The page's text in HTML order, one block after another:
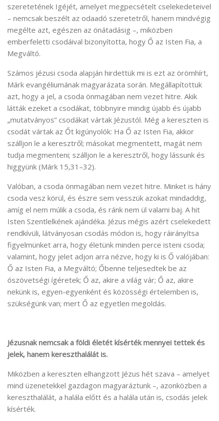
szeretetének Igéjét, amelyet megpecsételt cselekedeteivel
– nemcsak beszélt az odaadó szeretetről, hanem mindvégig
megélte azt, egészen az önátadásig –, miközben
emberfeletti csodáival bizonyította, hogy Ő az Isten Fia, a
Megváltó.
Számos jézusi csoda alapján hirdettük mi is ezt az örömhírt,
Márk evangéliumának magyarázata során. Megállapítottuk
azt, hogy a jel, a csoda önmagában nem vezet hitre. Akik
látták ezeket a csodákat, többnyire mindig újabb és újabb
„mutatványos” csodákat vártak Jézustól. Még a kereszten is
csodát vártak az Őt kigúnyolók: Ha Ő az Isten Fia, akkor
szálljon le a keresztről; másokat megmentett, magát nem
tudja megmenteni; szálljon le a keresztről, hogy lássunk és
higgyünk (Márk 15,31–32).
Valóban, a csoda önmagában nem vezet hitre. Minket is hány
csoda vesz körül, és észre sem vesszük azokat mindaddig,
amíg el nem múlik a csoda, és ránk nem ül valami baj. A hit
Isten Szentlelkének ajándéka. Jézus mégis azért cselekedett
rendkívüli, látványosan csodás módon is, hogy ráirányítsa
figyelmünket arra, hogy életünk minden perce isteni csoda;
valamint, hogy jelet adjon arra nézve, hogy ki is Ő valójában:
Ő az Isten Fia, a Megváltó; Őbenne teljesedtek be az
ószövetségi ígéretek; Ő az, akire a világ vár; Ő az, akire
nekünk is, egyen-egyenként és közösségi értelemben is,
szükségünk van; mert Ő az egyetlen megoldás.
Jézusnak nemcsak a földi életét kísérték mennyei tettek és
jelek, hanem kereszthalálát is.
Miközben a kereszten elhangzott Jézus hét szava – ­­amelyet
mind üzenetekkel gazdagon magyaráztunk –, azonközben a
kereszthalálát, a halála előtt és a halála után is, csodás jelek
kísérték.